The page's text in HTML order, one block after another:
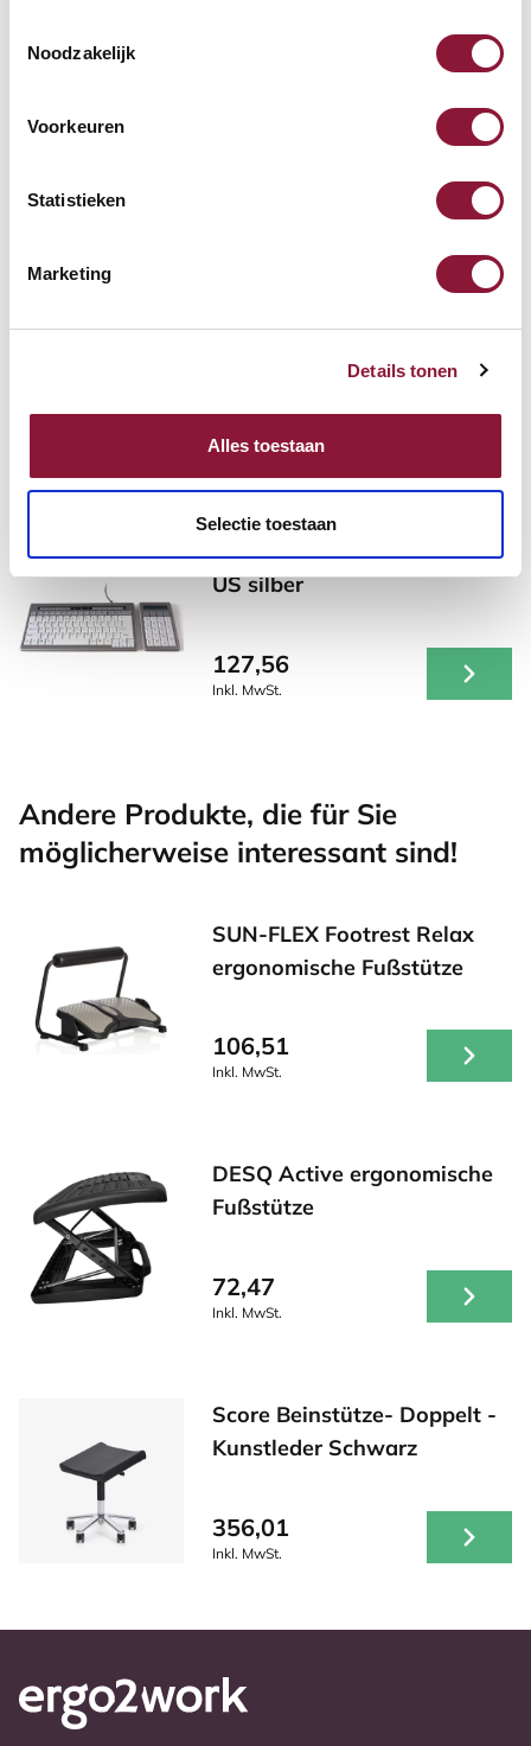
Noodzakelijk
Voorkeuren
Statistieken
Marketing
Details tonen
Alles toestaan
Selectie toestaan
rechtshändig kabellos
141,61 110,63
Inkl. MwSt.
S-Board Set Mini-Tastatur
US silber
127,56
Inkl. MwSt.
Andere Produkte, die für Sie
möglicherweise interessant sind!
SUN-FLEX Footrest Relax
ergonomische Fußstütze
106,51
Inkl. MwSt.
DESQ Active ergonomische
Fußstütze
72,47
Inkl. MwSt.
Score Beinstütze- Doppelt -
Kunstleder Schwarz
356,01
Inkl. MwSt.